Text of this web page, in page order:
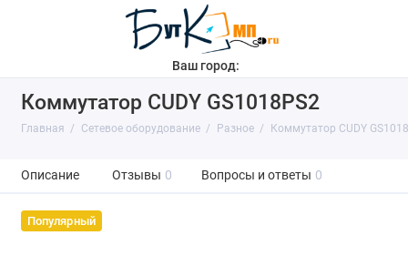
Ваш город:
Коммутатор CUDY GS1018PS2
Главная Сетевое оборудование Разное Коммутатор CUDY
Описание Отзывы 0 Вопросы и ответы 0
Популярный